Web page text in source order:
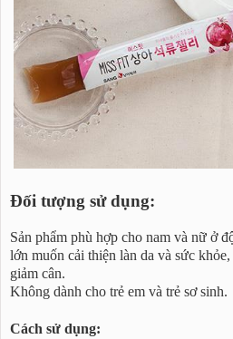
Đối tượng sử dụng:
Sản phẩm phù hợp cho nam và nữ ở
lớn muốn cải thiện làn da và sức
giảm cân.
Không dành cho trẻ em và trẻ sơ sinh.
Cách sử dụng: